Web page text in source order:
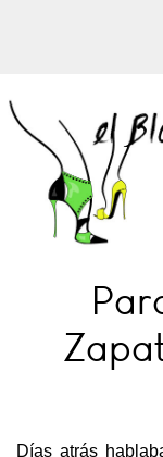
Días atrás